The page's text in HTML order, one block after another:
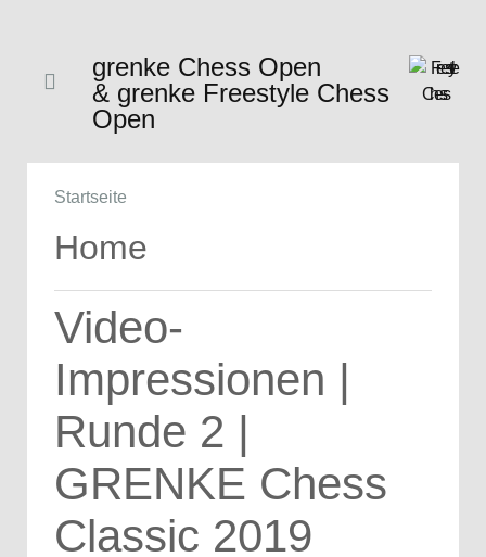
grenke Chess Open
& grenke Freestyle Chess
Open
Startseite
Home
Video-
Impressionen |
Runde 2 |
GRENKE Chess
Classic 2019